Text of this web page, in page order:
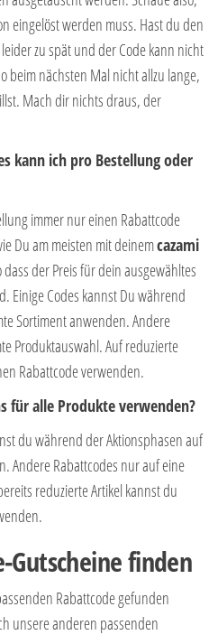
eingelöst werden muss. Hast du den
zu spät und der Code kann nicht
beim nächsten Mal nicht allzu lange,
Mach dir nichts draus, der
kann ich pro Bestellung oder
immer nur einen Rabattcode
Du am meisten mit deinemcazami
der Preis für dein ausgewähltes
Einige Codes kannst Du während
Sortiment anwenden. Andere
Produktauswahl. Auf reduzierte
Rabattcode verwenden.
für alle Produkte verwenden?
du während der Aktionsphasen auf
Andere Rabattcodes nur auf eine
reduzierte Artikel kannst du
Gutscheine finden
Rabattcode gefunden
unsere anderen passenden